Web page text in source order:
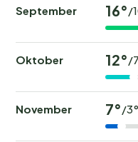
September 16°/
Oktober 12°/
November 7°/3°